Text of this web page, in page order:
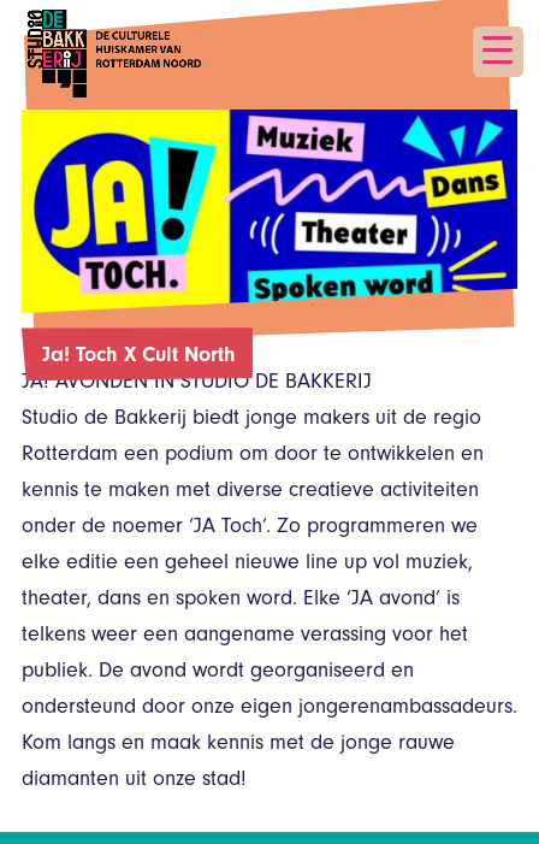
Ja! Toch X Cult North
JA! AVONDEN IN STUDIO DE BAKKERIJ
Studio de Bakkerij biedt jonge makers uit de regio
Rotterdam een podium om door te ontwikkelen en
kennis te maken met diverse creatieve activiteiten
onder de noemer ‘JA Toch’. Zo programmeren we
elke editie een geheel nieuwe line up vol muziek,
theater, dans en spoken word. Elke ‘JA avond’ is
telkens weer een aangename verassing voor het
publiek. De avond wordt georganiseerd en
ondersteund door onze eigen jongerenambassadeurs.
Kom langs en maak kennis met de jonge rauwe
diamanten uit onze stad!